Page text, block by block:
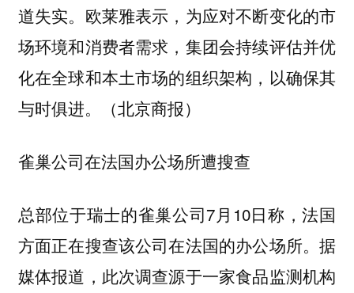
道失实。欧莱雅表示，为应对不断变化的市
场环境和消费者需求，集团会持续评估并优
化在全球和本土市场的组织架构，以确保其
与时俱进。（北京商报）
雀巢公司在法国办公场所遭搜查
总部位于瑞士的雀巢公司7月10日称，法国
方面正在搜查该公司在法国的办公场所。据
媒体报道，此次调查源于一家食品监测机构